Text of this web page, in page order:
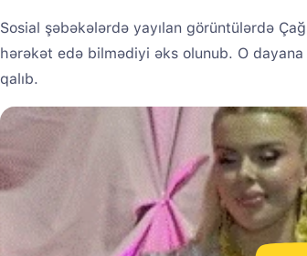
Sosial şəbəkələrdə yayılan görüntülərdə
hərəkət edə bilmədiyi əks olunub. O
qalıb.